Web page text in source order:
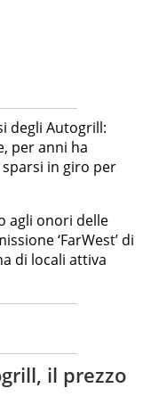
degli Autogrill:
per anni ha
in giro per
agli onori delle
‘FarWest’ di
di locali attiva
il prezzo